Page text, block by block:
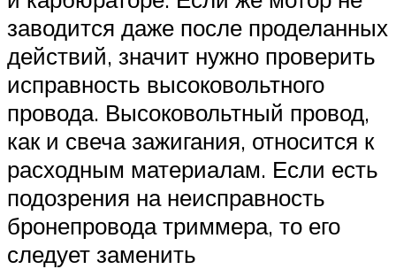
заводится даже после проделанных
действий, значит нужно проверить
исправность высоковольтного
провода. Высоковольтный провод,
как и свеча зажигания, относится к
расходным материалам. Если есть
подозрения на неисправность
бронепровода триммера, то его
следует заменить